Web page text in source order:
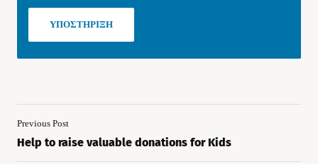
ΥΠΟΣΤΉΡΙΞΗ
Previous Post
Help to raise valuable donations for Kids